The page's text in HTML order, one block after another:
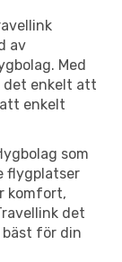
av
Med
det enkelt att
enkelt
som
flygplatser
komfort,
det
för din